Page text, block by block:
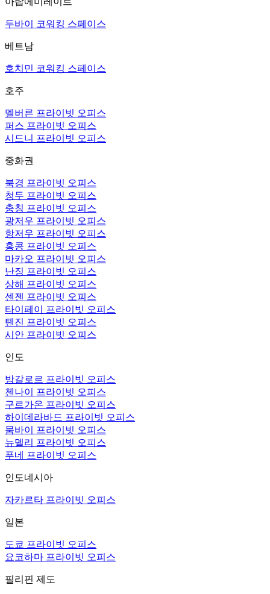
두바이 코워킹 스페이스
베트남
호치민 코워킹 스페이스
호주
멜버른 프라이빗 오피스
퍼스 프라이빗 오피스
시드니 프라이빗 오피스
중화권
북경 프라이빗 오피스
청두 프라이빗 오피스
충칭 프라이빗 오피스
광저우 프라이빗 오피스
항저우 프라이빗 오피스
홍콩 프라이빗 오피스
마카오 프라이빗 오피스
난징 프라이빗 오피스
상해 프라이빗 오피스
센젠 프라이빗 오피스
타이페이 프라이빗 오피스
톈진 프라이빗 오피스
시안 프라이빗 오피스
인도
방갈로르 프라이빗 오피스
첸나이 프라이빗 오피스
구르가온 프라이빗 오피스
하이데라바드 프라이빗 오피스
뭄바이 프라이빗 오피스
뉴델리 프라이빗 오피스
푸네 프라이빗 오피스
인도네시아
자카르타 프라이빗 오피스
일본
도쿄 프라이빗 오피스
요코하마 프라이빗 오피스
필리핀 제도